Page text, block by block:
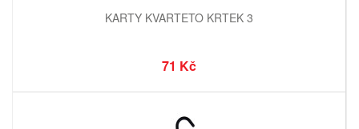
KARTY KVARTETO KRTEK 3
71 Kč